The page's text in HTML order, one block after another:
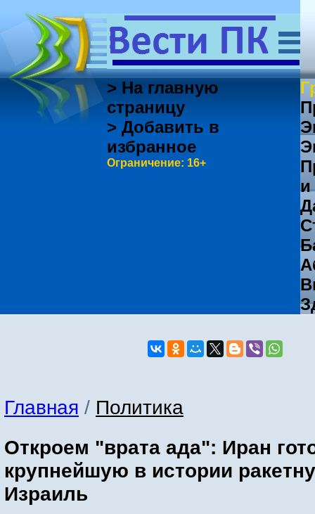
> На главную
страницу
> Добавить в
избранное
Ограничение: 16+
Главная / Политика
Откроем "врата ада": Иран
крупнейшую в истории
Израиль